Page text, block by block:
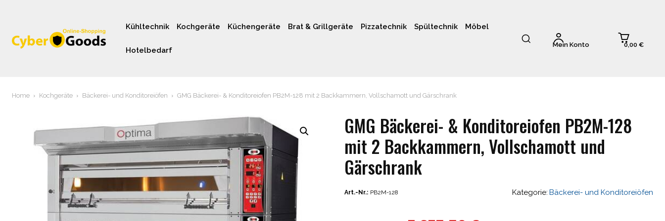
Kühltechnik Kochgeräte Küchengeräte Brat & Grillgeräte Pizzatechnik Spültechnik Möbel
Hotelbedarf
Mein Konto 0,00 €
Home Kochgeräte Bäckerei- und Konditoreiöfen GMG Bäckerei- & Konditoreiofen PB2M-128 mit 2 Backkammern, Vollschamott und Gärschrank
GMG Bäckerei- & Konditoreiofen PB2M-128
mit 2 Backkammern, Vollschamott und
Gärschrank
Art.-Nr.: PB2M-128 Kategorie: Bäckerei- und Konditoreiöfen